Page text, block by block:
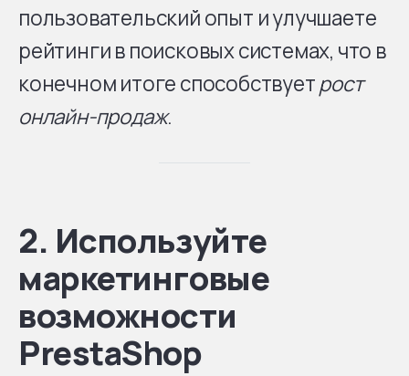
пользовательский опыт и улучшаете
рейтинги в поисковых системах, что в
конечном итоге способствуетрост
онлайн-продаж.
2. Используйте
маркетинговые
возможности
PrestaShop